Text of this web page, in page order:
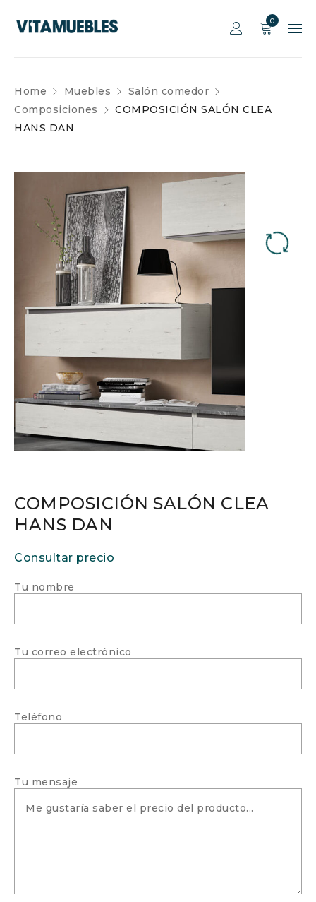
0
Home Muebles
Salón comedor
Composiciones
COMPOSICIÓN SALÓN CLEA
HANS DAN
COMPOSICIÓN SALÓN CLEA
HANS DAN
Consultar precio
Tu nombre
Tu correo electrónico
Teléfono
Tu mensaje